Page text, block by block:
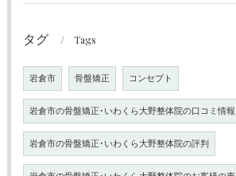
タグ Tags
岩倉市 骨盤矯正 コンセプト
岩倉市の骨盤矯正･いわくら大野整体院の口コミ情報
岩倉市の骨盤矯正･いわくら大野整体院の評判